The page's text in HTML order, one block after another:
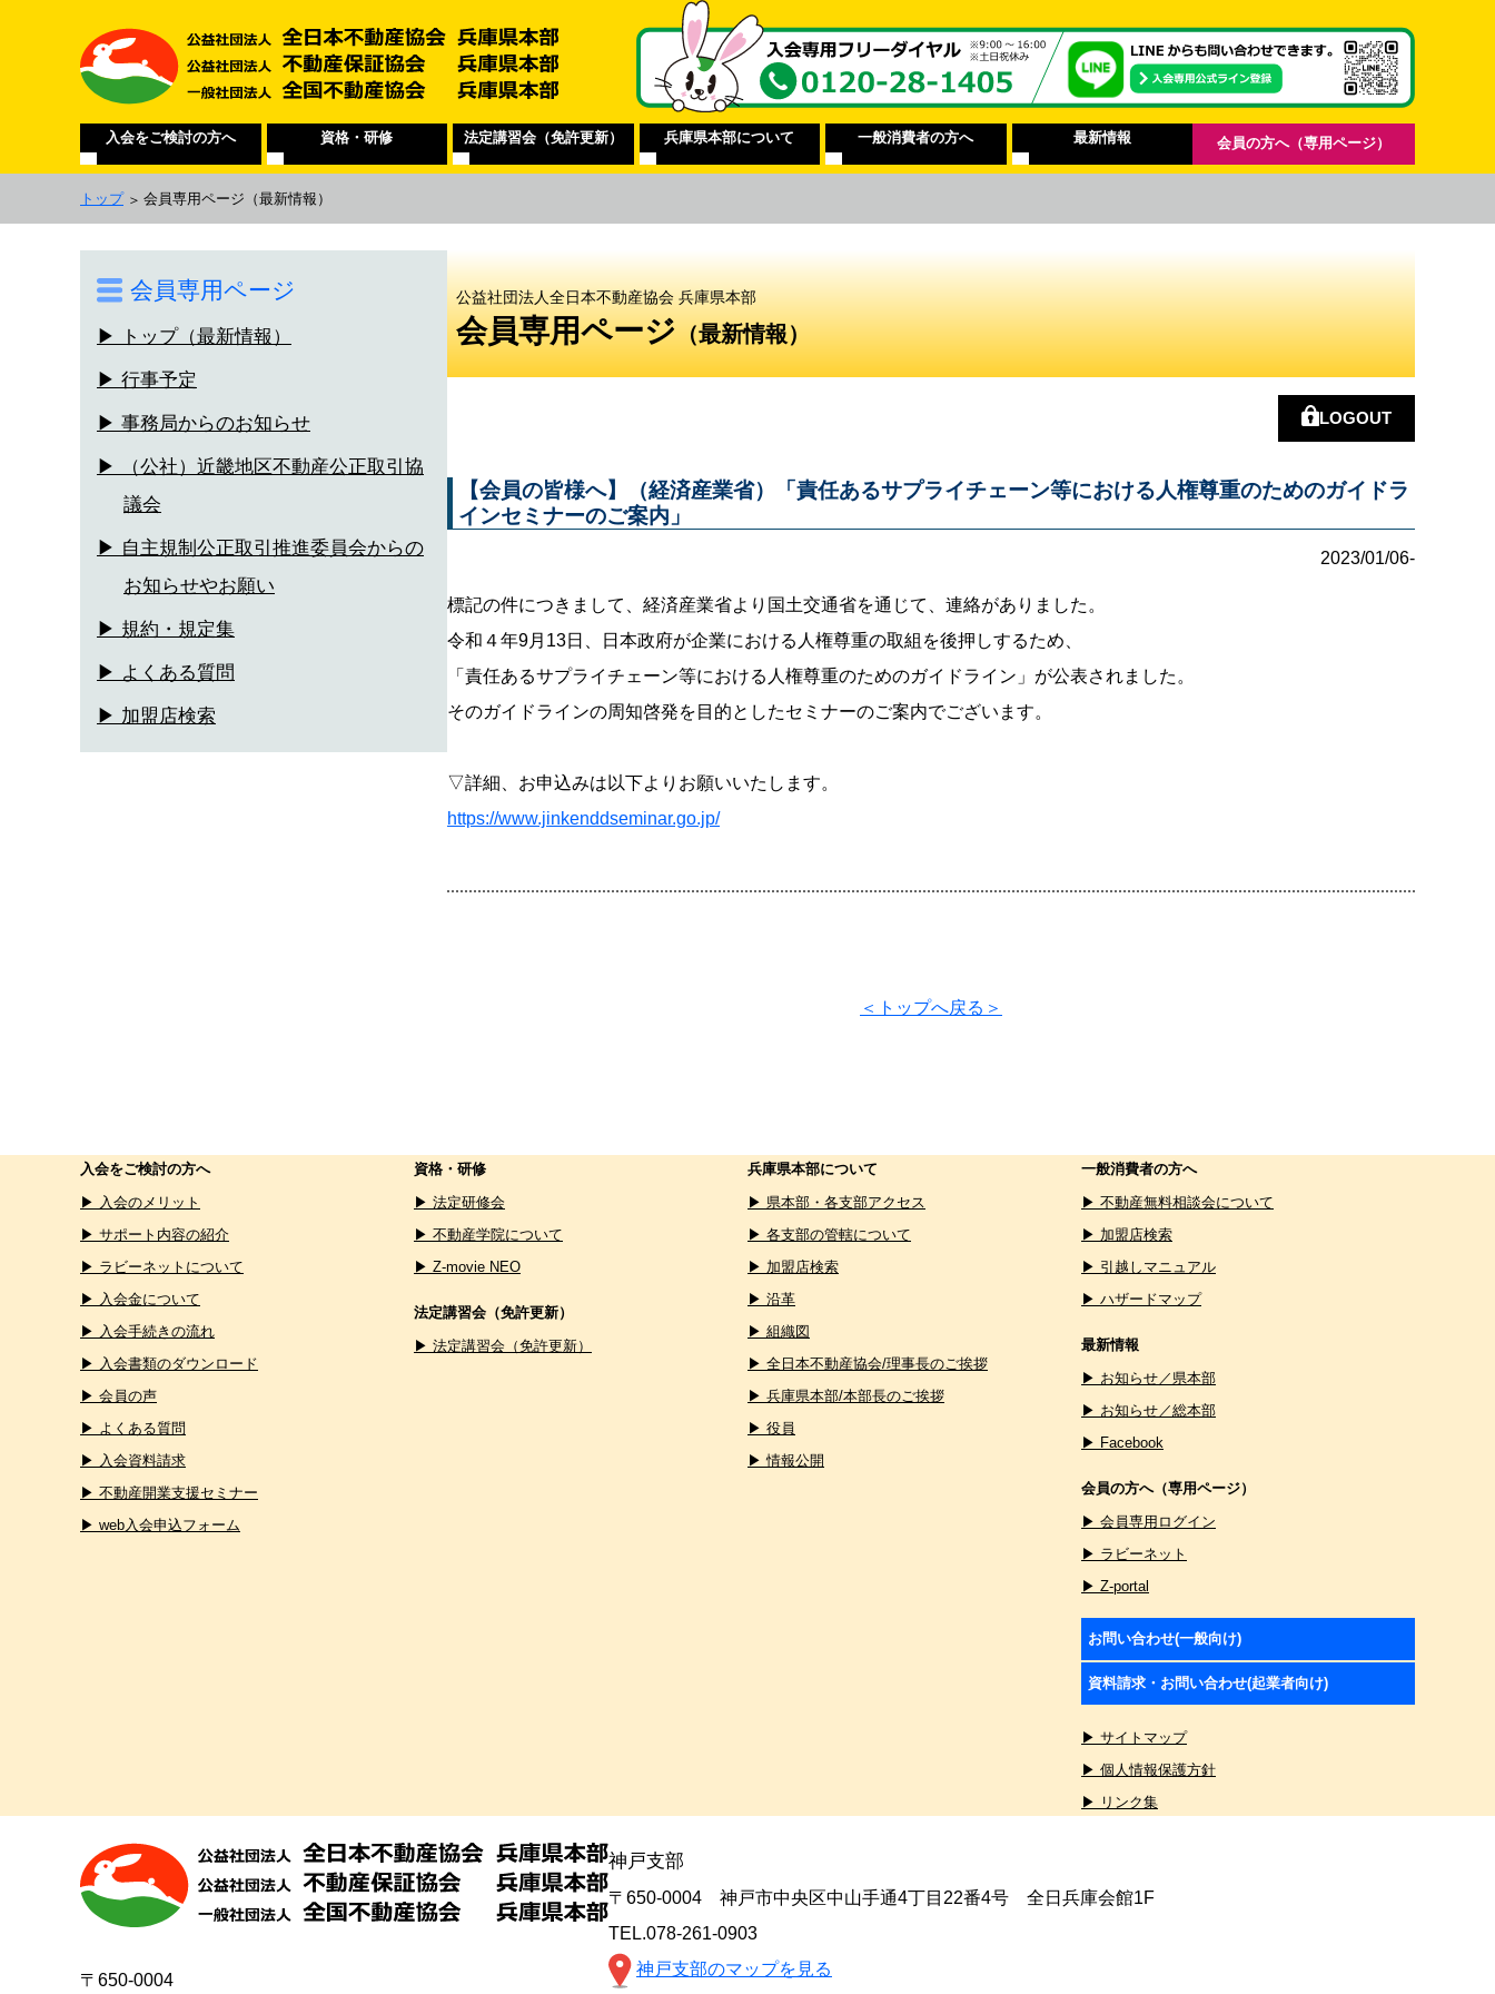
入会をご検討の方へ 資格・研修 法定講習会（免許更新） 兵庫県本部について 一般消費者の方へ 最新情報 会員の方へ（専用ページ）
トップ 会員専用ページ （最新情報）
会員専用ページ
▶ トップ（最新情報）
▶ 行事予定
▶ 事務局からのお知らせ
▶ （公社）近畿地区不動産公正取引協
議会
▶ 自主規制公正取引推進委員会からの
お知らせやお願い
▶ 規約・規定集
▶ よくある質問
▶ 加盟店検索
公益社団法人全日本不動産協会 兵庫県本部
会員専用ページ （最新情報）
LOGOUT
【会員の皆様へ】（経済産業省）「責任あるサプライチェーン等における人権尊重のためのガイドラ
インセミナーのご案内」
2023/01/06-
標記の件につきまして、経済産業省より国土交通省を通じて、連絡がありました。
令和４年9月13日、日本政府が企業における人権尊重の取組を後押しするため、
「責任あるサプライチェーン等における人権尊重のためのガイドライン」が公表されました。
そのガイドラインの周知啓発を目的としたセミナーのご案内でございます。
▽詳細、お申込みは以下よりお願いいたします。
https://www.jinkenddseminar.go.jp/
＜トップへ戻る＞
入会をご検討の方へ
▶ 入会のメリット
▶ サポート内容の紹介
▶ ラビーネットについて
▶ 入会金について
▶ 入会手続きの流れ
▶ 入会書類のダウンロード
▶ 会員の声
▶ よくある質問
▶ 入会資料請求
▶ 不動産開業支援セミナー
▶ web入会申込フォーム
資格・研修
▶ 法定研修会
▶ 不動産学院について
▶ Z-movie NEO
法定講習会（免許更新）
▶ 法定講習会（免許更新）
兵庫県本部について
▶ 県本部・各支部アクセス
▶ 各支部の管轄について
▶ 加盟店検索
▶ 沿革
▶ 組織図
▶ 全日本不動産協会/理事長のご挨拶
▶ 兵庫県本部/本部長のご挨拶
▶ 役員
▶ 情報公開
一般消費者の方へ
▶ 不動産無料相談会について
▶ 加盟店検索
▶ 引越しマニュアル
▶ ハザードマップ
最新情報
▶ お知らせ／県本部
▶ お知らせ／総本部
▶ Facebook
会員の方へ（専用ページ）
▶ 会員専用ログイン
▶ ラビーネット
▶ Z-portal
お問い合わせ(一般向け)
資料請求・お問い合わせ(起業者向け)
▶ サイトマップ
▶ 個人情報保護方針
▶ リンク集
〒650-0004
神戸支部
〒650-0004 神戸市中央区中山手通4丁目22番4号 全日兵庫会館1F
TEL.078-261-0903
神戸支部のマップを見る